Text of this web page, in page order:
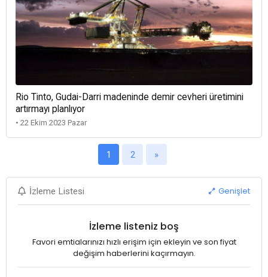
Rio Tinto, Gudai-Darri madeninde demir cevheri üretimini
artırmayı planlıyor
• 22 Ekim 2023 Pazar
1 2 »
İzleme Listesi Genişlet
İzleme listeniz boş
Favori emtialarınızı hızlı erişim için ekleyin ve son fiyat
değişim haberlerini kaçırmayın.